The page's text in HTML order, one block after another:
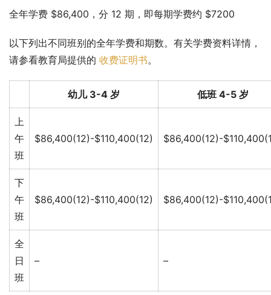
全年学费 $86,400，分 12 期，即每期学费约 $7200
以下列出不同班别的全年学费和期数。有关学费资料详情，
请参看教育局提供的 收费证明书。
幼儿 3-4 岁 低班 4-5 岁
上
午
班
$86,400(12)-$110,400(12) $86,400(12)-
下
午
班
$86,400(12)-$110,400(12) $86,400(12)-
全
日
班
– –